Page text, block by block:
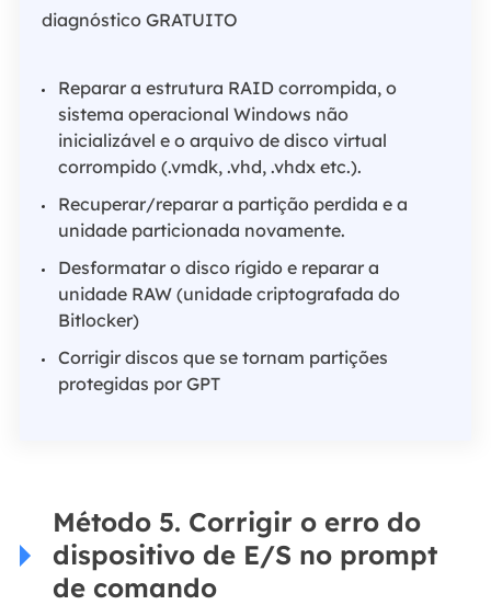
diagnóstico GRATUITO
Reparar a estrutura RAID corrompida, o
sistema operacional Windows não
inicializável e o arquivo de disco virtual
corrompido (.vmdk, .vhd, .vhdx etc.).
Recuperar/reparar a partição perdida e a
unidade particionada novamente.
Desformatar o disco rígido e reparar a
unidade RAW (unidade criptografada do
Bitlocker)
Corrigir discos que se tornam partições
protegidas por GPT
Método 5. Corrigir o erro do
dispositivo de E/S no prompt
de comando